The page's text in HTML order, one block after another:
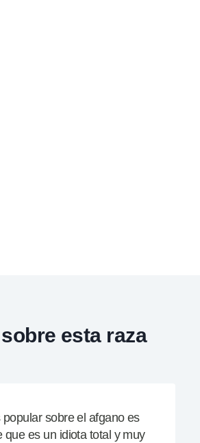
esta raza
sobre el afgano es
que es un idiota total y muy